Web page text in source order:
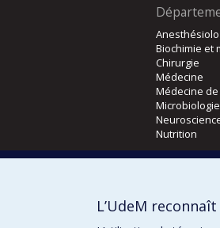
Biochimie et
Chirurgie
Médecine
Médecine
Nutrition
L’UdeM